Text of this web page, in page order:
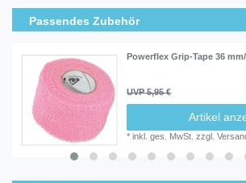
Passendes Zubehör
Powerflex Grip-Tape 36
UVP 5,95 €
Artikel
*inkl. ges. MwSt. zzgl.